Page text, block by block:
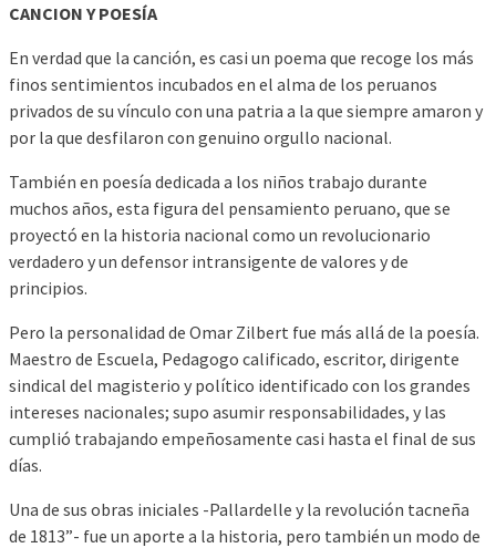
CANCION Y POESÍA
En verdad que la canción, es casi un poema que recoge los más
finos sentimientos incubados en el alma de los peruanos
privados de su vínculo con una patria a la que siempre amaron y
por la que desfilaron con genuino orgullo nacional.
También en poesía dedicada a los niños trabajo durante
muchos años, esta figura del pensamiento peruano, que se
proyectó en la historia nacional como un revolucionario
verdadero y un defensor intransigente de valores y de
principios.
Pero la personalidad de Omar Zilbert fue más allá de la poesía.
Maestro de Escuela, Pedagogo calificado, escritor, dirigente
sindical del magisterio y político identificado con los grandes
intereses nacionales; supo asumir responsabilidades, y las
cumplió trabajando empeñosamente casi hasta el final de sus
días.
Una de sus obras iniciales -Pallardelle y la revolución tacneña
de 1813”- fue un aporte a la historia, pero también un modo de